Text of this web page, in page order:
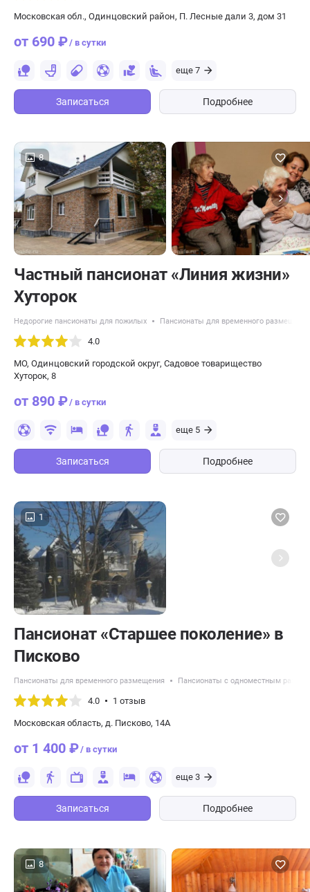
Московская обл., Одинцовский район, П. Лесные дали 3, дом 31
от 690 ₽/ в сутки
еще 7
Записаться Подробнее
8
Частный пансионат «Линия жизни»
Хуторок
Недорогие пансионаты для пожилых Пансионаты для временного размещения
4.0
МО, Одинцовский городской округ, Садовое товарищество
Хуторок, 8
от 890 ₽/ в сутки
еще 5
Записаться Подробнее
1
Пансионат «Старшее поколение» в
Писково
Пансионаты для временного размещения Пансионаты с одноместным
4.0 1 отзыв
Московская область, д. Писково, 14А
от 1 400 ₽/ в сутки
еще 3
Записаться Подробнее
8